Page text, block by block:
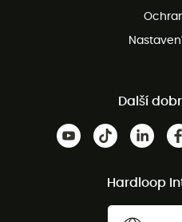
Další
Hardloop